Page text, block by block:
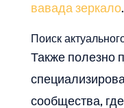
вавада зеркало.
Поиск
Также полезно
сообщества,